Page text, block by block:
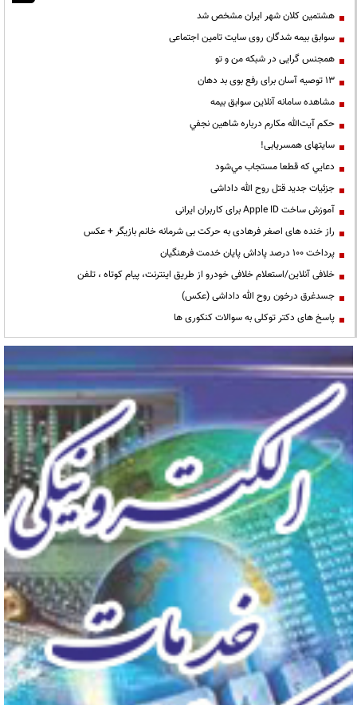
هشتمین کلان شهر ایران مشخص شد
سوابق بیمه شدگان روی سایت تامین اجتماعی
همجنس گرایی در شبکه من و تو
13 توصیه آسان برای رفع بوی بد دهان
مشاهده سامانه آنلاين سوابق بیمه
حكم آيت‌الله مكارم درباره شاهين نجفي
سایتهای همسریابی!
دعايي كه قطعا مستجاب مي‌شود
جزئیات جدید قتل روح الله داداشی
آموزش ساخت Apple ID برای کاربران ایرانی
راز خنده های اصغر فرهادی به حرکت بی شرمانه خانم بازیگر + عکس
پرداخت ۱۰۰ درصد پاداش پایان خدمت فرهنگیان
خلافی آنلاین/استعلام خلافی خودرو از طریق اینترنت، پیام کوتاه ، تلفن
جسدغرق درخون روح الله داداشی (عکس)
پاسخ های دکتر توکلی به سوالات کنکوری ها